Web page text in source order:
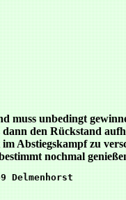
unbedingt
den Rückstand
Abstiegskampf zu
nochmal
Delmenhorst